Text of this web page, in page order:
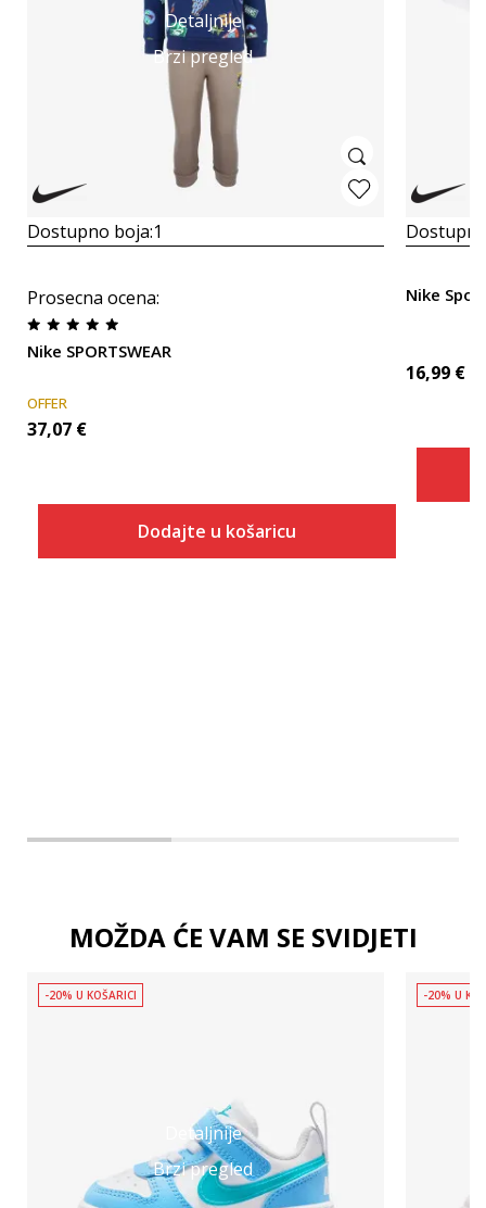
Detaljnije
Brzi pregled
Dostupno boja:1
Prosecna ocena:
Nike SPORTSWEAR
OFFER
37,07 €
Dodajte u košaricu
Nike
16,99 €
MOŽDA ĆE VAM SE SVIDJETI
Detaljnije
Brzi pregled
-20% U KOŠARICI -20% U